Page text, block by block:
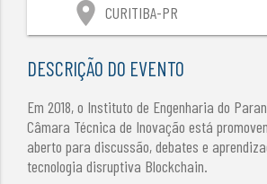
location_on CURITIBA-PR
DESCRIÇÃO DO EVENTO
Em 2018, o Instituto de Engenharia do
Câmara Técnica de Inovação está
aberto para discussão, debates e
tecnologia disruptiva Blockchain.